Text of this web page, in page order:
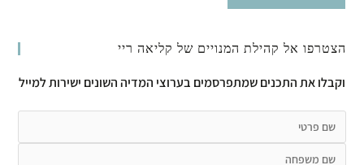
הצטרפו אל קהילת המנויים של קליאה ריי
וקבלו את התכנים שמתפרסמים בערוצי המדיה השונים ישירות למייל